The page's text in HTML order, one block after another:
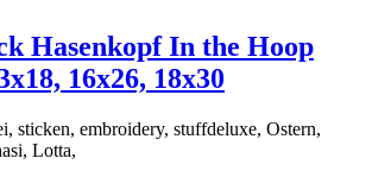
Hasenkopf In the Hoop
16x26, 18x30
sticken, embroidery, stuffdeluxe, Ostern,
Lotta,